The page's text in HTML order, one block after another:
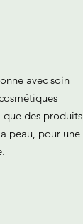
avec soin
que des produits
peau, pour une